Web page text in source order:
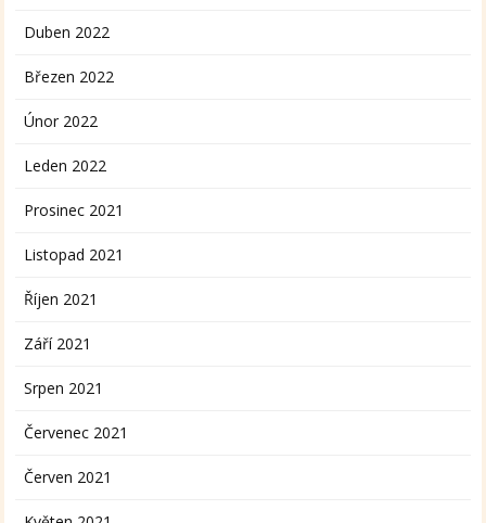
Duben 2022
Březen 2022
Únor 2022
Leden 2022
Prosinec 2021
Listopad 2021
Říjen 2021
Září 2021
Srpen 2021
Červenec 2021
Červen 2021